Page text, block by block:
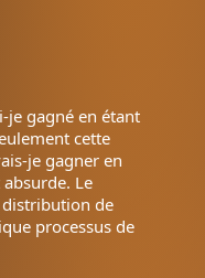
je gagné en étant
cette
je gagner en
absurde. Le
distribution de
processus de